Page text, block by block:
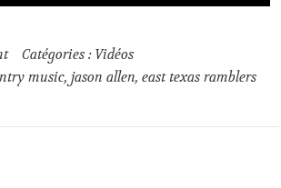
Catégories : Vidéos
music,jason allen,east texas ramblers